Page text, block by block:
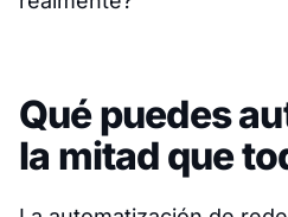
Qué puedes
la mitad que